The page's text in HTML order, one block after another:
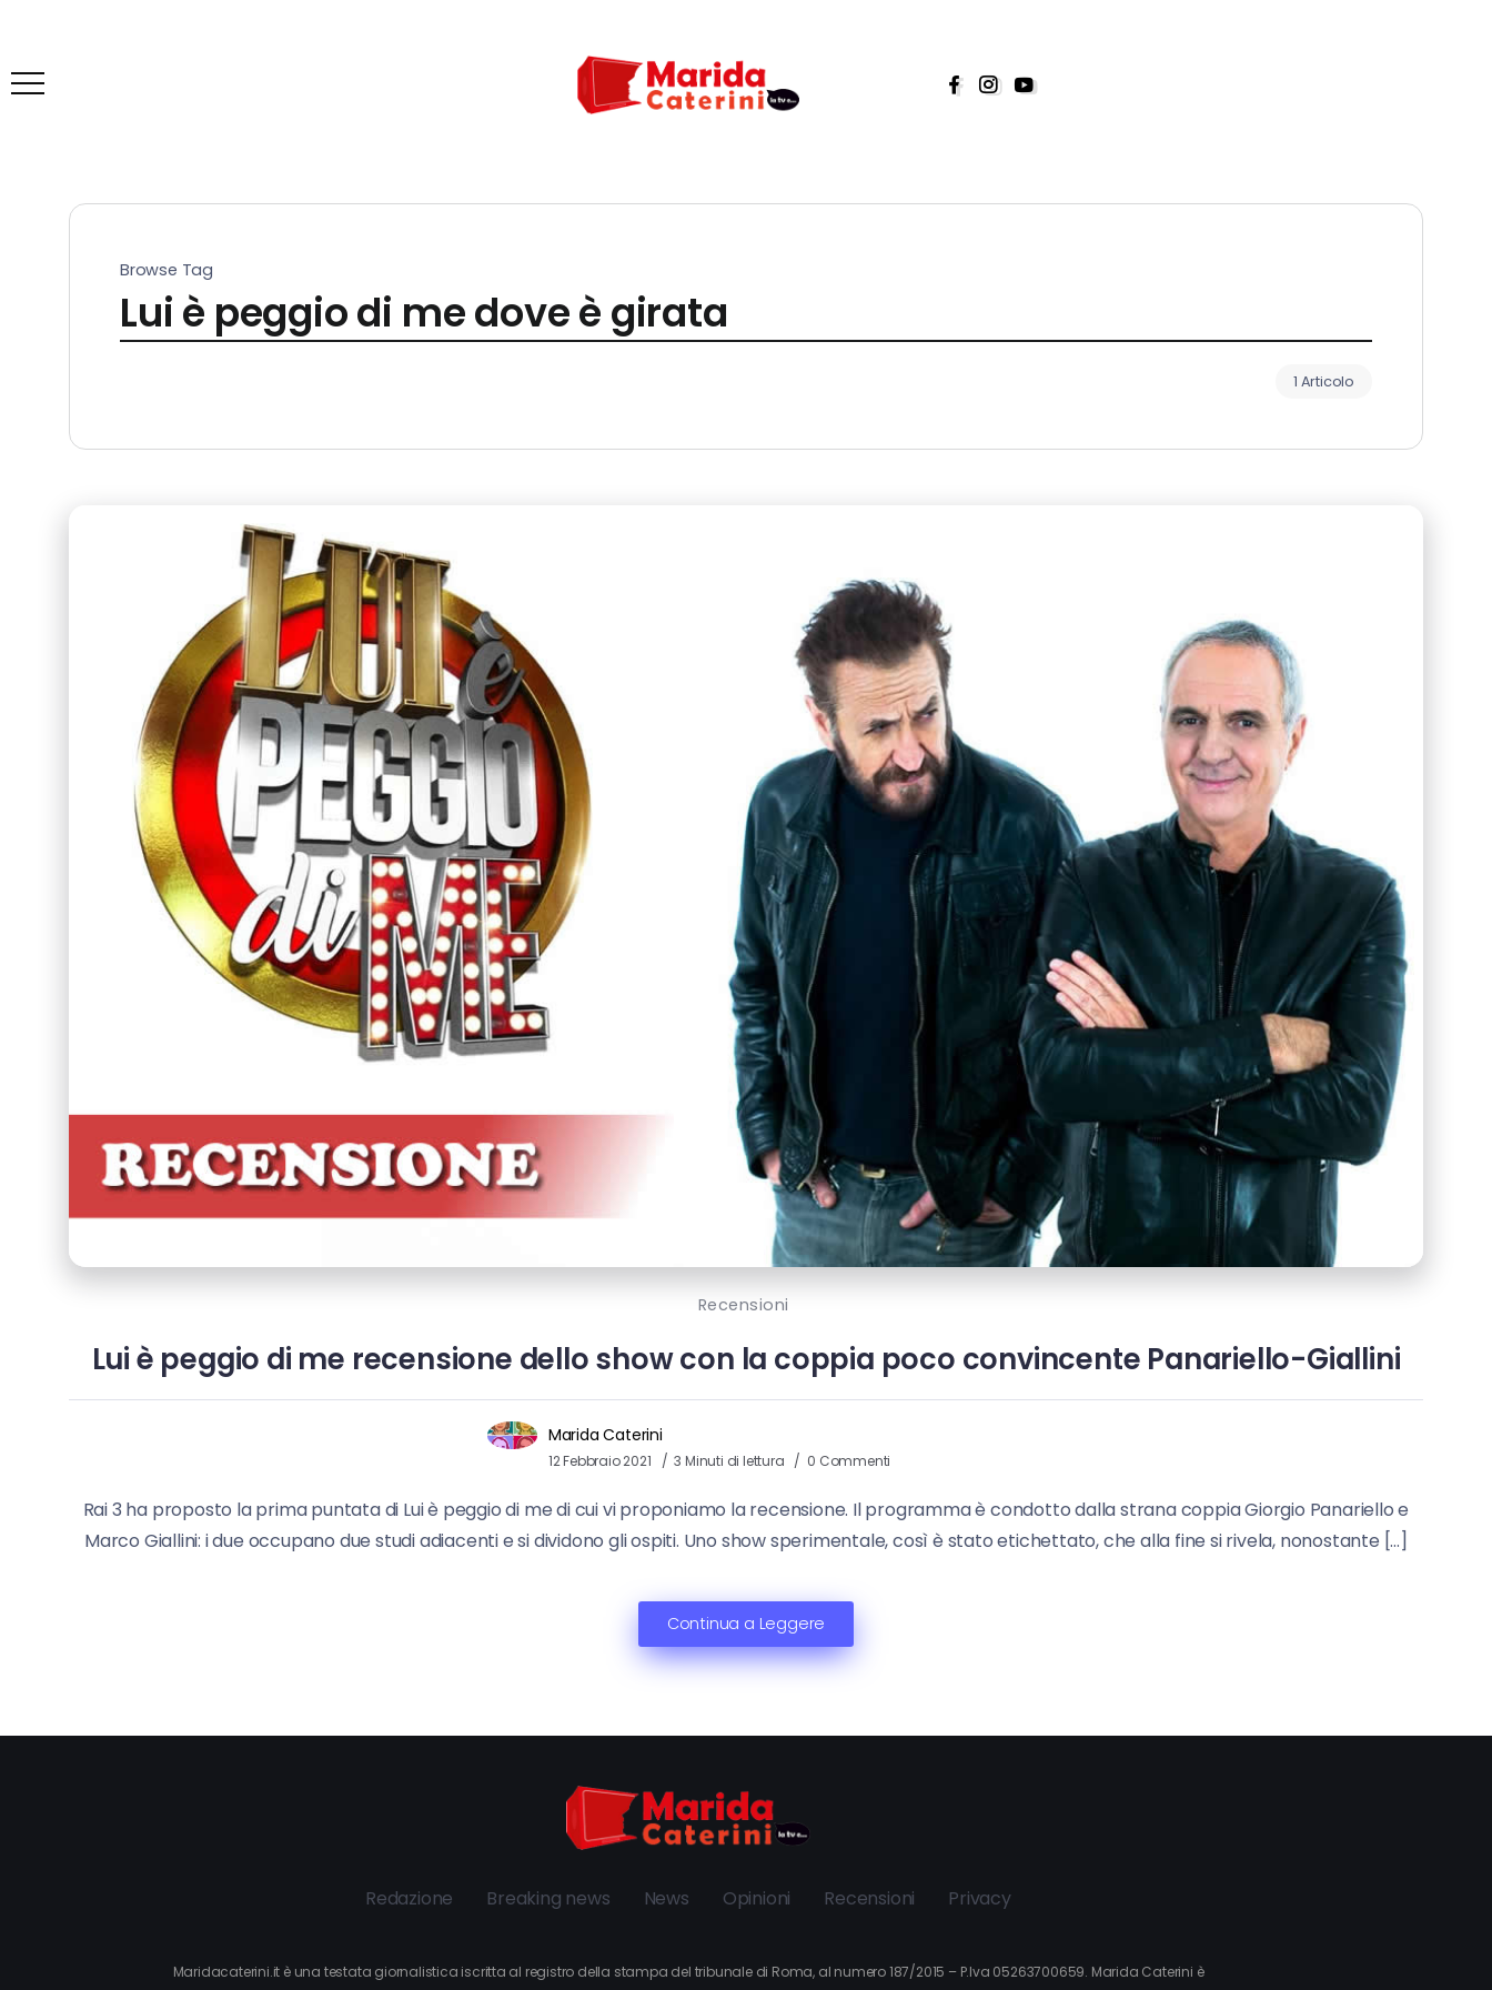
Browse Tag
Lui è peggio di me dove è girata
1 Articolo
Recensioni
Lui è peggio di me recensione dello show con la coppia poco convincente Panariello-Giallini
Marida Caterini
12 Febbraio 2021 3 Minuti di lettura 0 Commenti
Rai 3 ha proposto la prima puntata di Lui è peggio di me di cui vi proponiamo la recensione. Il programma è condotto dalla strana coppia Giorgio Panariello e
Marco Giallini: i due occupano due studi adiacenti e si dividono gli ospiti. Uno show sperimentale, così è stato etichettato, che alla fine si rivela, nonostante […]
Continua a Leggere
Redazione Breaking news News Opinioni Recensioni Privacy
Maridacaterini.it è una testata giornalistica iscritta al registro della stampa del tribunale di Roma, al numero 187/2015 – P.Iva 05263700659. Marida Caterini è